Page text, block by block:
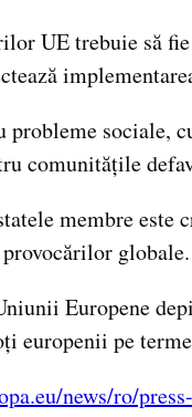
UE trebuie să
sociale,
comunitățile
membre este
globale.
Europene
europenii pe
news/ro/